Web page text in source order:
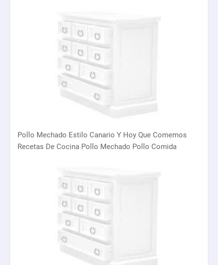
Pollo Mechado Estilo Canario Y Hoy Que Comemos
Recetas De Cocina Pollo Mechado Pollo Comida